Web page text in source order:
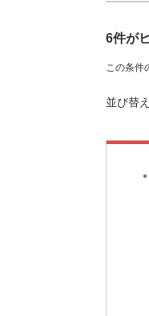
6件が
この条件
並び替え